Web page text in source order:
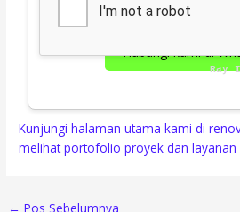
Gratis survei &
Hubungi kami di
Kunjungi halaman utama kami di
melihat portofolio proyek dan layanan
← Pos Sebelumnya